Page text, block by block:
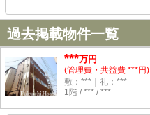
過去掲載物件一覧
***万円
(管理費・共益費 ***円)
敷：***｜礼：***
1階 / *** / ***